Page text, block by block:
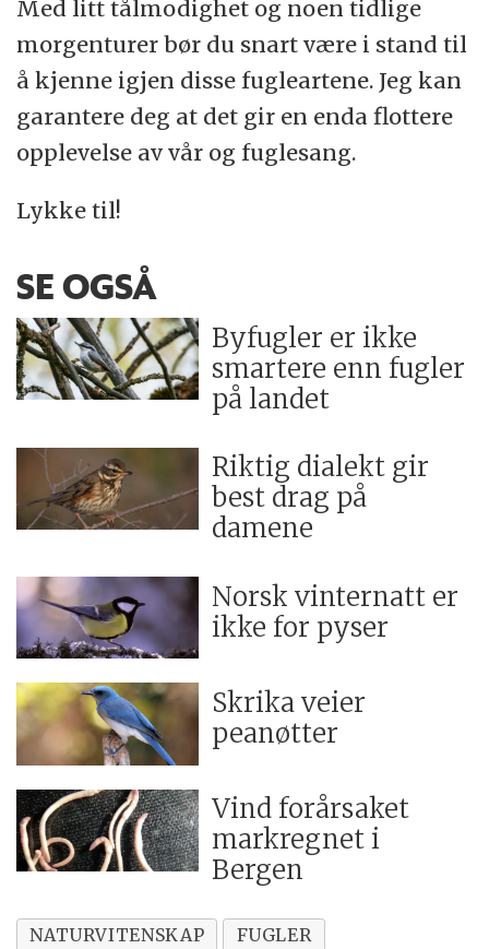
Med litt tålmodighet og noen tidlige
morgenturer bør du snart være i stand til
å kjenne igjen disse fugleartene. Jeg kan
garantere deg at det gir en enda flottere
opplevelse av vår og fuglesang.
Lykke til!
SE OGSÅ
Byfugler er ikke
smartere enn fugler
på landet
Riktig dialekt gir
best drag på
damene
Norsk vinternatt er
ikke for pyser
Skrika veier
peanøtter
Vind forårsaket
markregnet i
Bergen
NATURVITENSKAP
FUGLER